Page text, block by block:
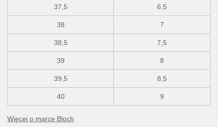
37,5 6,5
38 7
38,5 7,5
39 8
39,5 8,5
40 9
Więcej o marce Bloch